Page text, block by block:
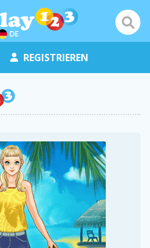
DE
REGISTRIEREN